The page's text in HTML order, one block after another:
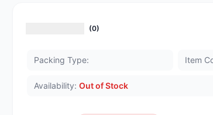
(0)
Packing Type: Item
Availability: Out of Stock